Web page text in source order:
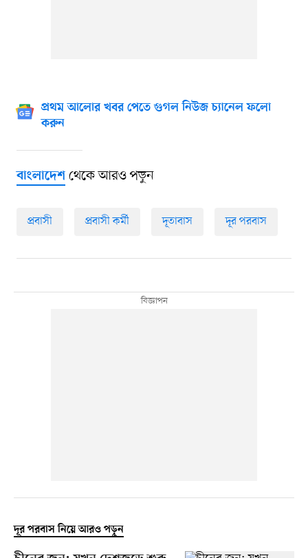
প্রথম আলোর খবর পেতে গুগল নিউজ চ্যানেল ফলো
করুন
বাংলাদেশথেকে আরও পড়ুন
প্রবাসী প্রবাসী কর্মী দূতাবাস দূর পরবাস
দূর পরবাস নিয়ে আরও পড়ুন